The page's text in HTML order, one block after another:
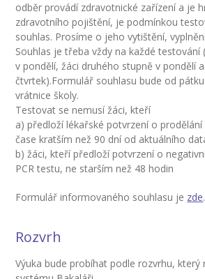
-- První školní dny
-- Virtuální prohlídka školy
-- Inspekční zpráva
Družina
-- O školní družině
-- Informace
odběr provádí zdravotnické zařízení a je
zdravotního pojištění, je podmínkou
souhlas. Prosíme o jeho vytištění,
Souhlas je třeba vždy na každé testování
v pondělí, žáci druhého stupně v pondělí
čtvrtek).Formulář souhlasu bude od
vrátnice školy.
Testovat se nemusí žáci, kteří
a) předloží lékařské potvrzení o
čase kratším než 90 dní od aktuálního
b) žáci, kteří předloží potvrzení o
PCR testu, ne starším než 48 hodin
Formulář informovaného souhlasu je zde.
Rozvrh
Výuka bude probíhat podle rozvrhu,